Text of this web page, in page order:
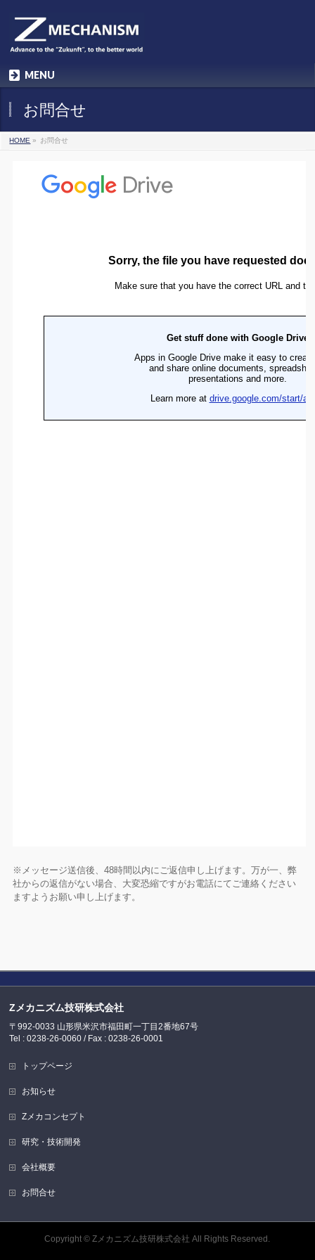
MENU
お問合せ
HOME » お問合せ
※メッセージ送信後、48時間以内にご返信申し上げます。万が一、弊
社からの返信がない場合、大変恐縮ですがお電話にてご連絡ください
ますようお願い申し上げます。
Zメカニズム技研株式会社
〒992-0033 山形県米沢市福田町一丁目2番地67号
Tel : 0238-26-0060 / Fax : 0238-26-0001
トップページ
お知らせ
Zメカコンセプト
研究・技術開発
会社概要
お問合せ
Copyright ©Zメカニズム技研株式会社 All Rights Reserved.